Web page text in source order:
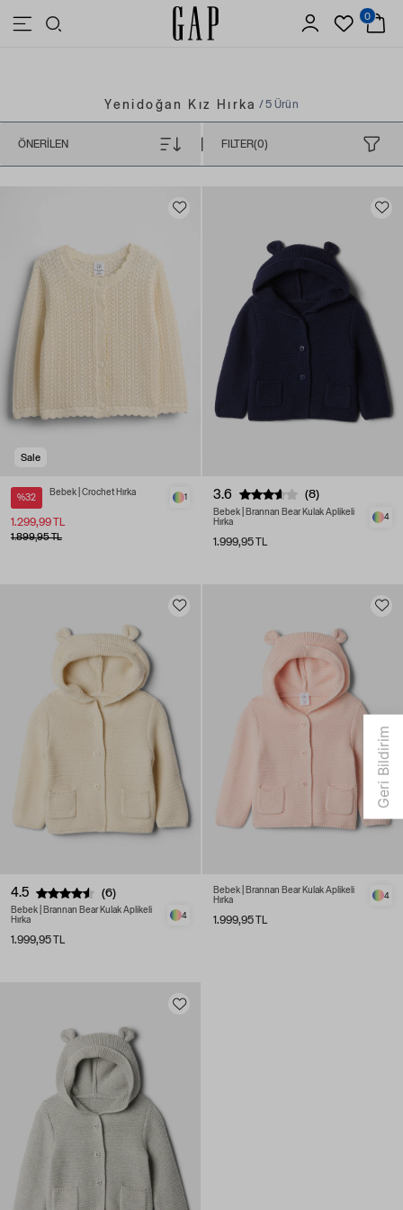
3.500 TL VE ÜZERİ ALIŞVERİŞLERDE ÜCRETSİZ KARGO 0
Yenidoğan Kız Hırka / 5 Ürün
FILTER(0)
ÖNERILEN
Sale
%32
Bebek | Crochet Hırka
1.299,99 TL
1
1.899,95 TL
3.6 (8)
Bebek | Brannan Bear Kulak Aplikeli
Hırka
1.999,95 TL
4
4.5 (6)
Bebek | Brannan Bear Kulak Aplikeli
Hırka
1.999,95 TL
4
Bebek | Brannan Bear Kulak Aplikeli
Hırka
1.999,95 TL
4